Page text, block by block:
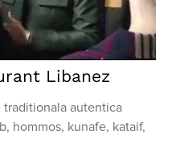
Libanez
traditionala autentica
hommos, kunafe, kataif,